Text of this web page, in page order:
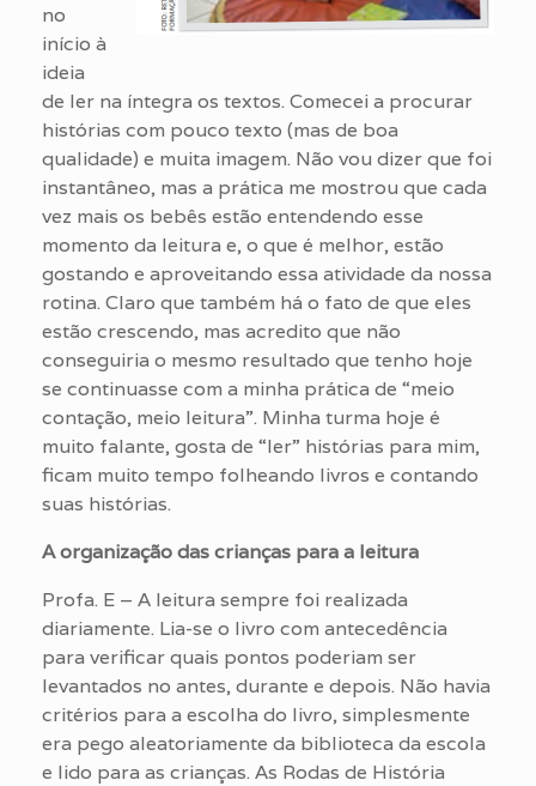
no
início à
ideia
de ler na íntegra os textos. Comecei a procurar
histórias com pouco texto (mas de boa
qualidade) e muita imagem. Não vou dizer que foi
instantâneo, mas a prática me mostrou que cada
vez mais os bebês estão entendendo esse
momento da leitura e, o que é melhor, estão
gostando e aproveitando essa atividade da nossa
rotina. Claro que também há o fato de que eles
estão crescendo, mas acredito que não
conseguiria o mesmo resultado que tenho hoje
se continuasse com a minha prática de “meio
contação, meio leitura”. Minha turma hoje é
muito falante, gosta de “ler” histórias para mim,
ficam muito tempo folheando livros e contando
suas histórias.
A organização das crianças para a leitura
Profa. E – A leitura sempre foi realizada
diariamente. Lia-se o livro com antecedência
para verificar quais pontos poderiam ser
levantados no antes, durante e depois. Não havia
critérios para a escolha do livro, simplesmente
era pego aleatoriamente da biblioteca da escola
e lido para as crianças. As Rodas de História